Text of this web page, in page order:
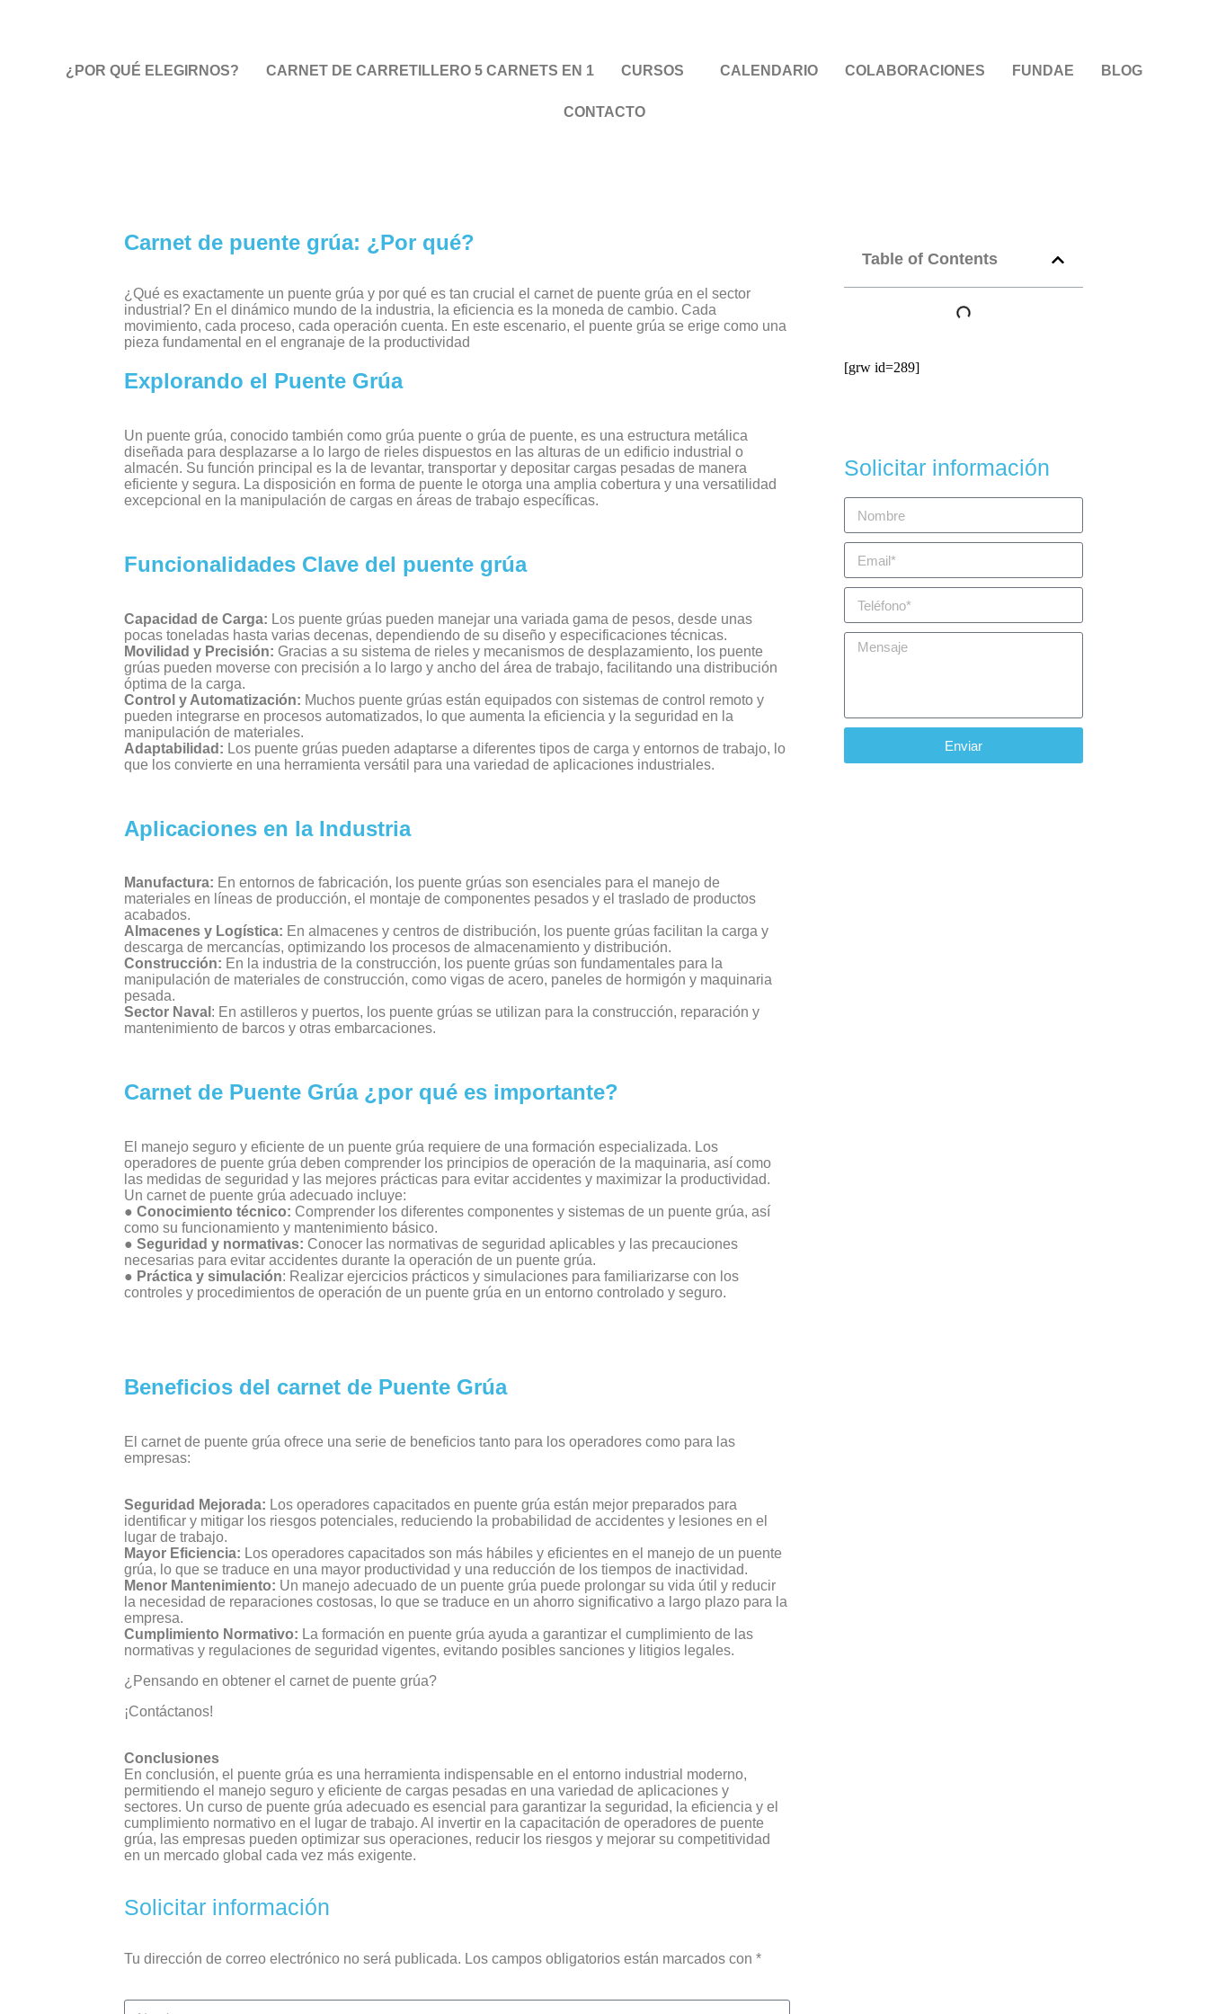
¿POR QUÉ ELEGIRNOS? CARNET DE CARRETILLERO 5 CARNETS EN 1 CURSOS CALENDARIO COLABORACIONES FUNDAE BLOG
CONTACTO
Carnet de puente grúa: ¿Por qué?
¿Qué es exactamente un puente grúa y por qué es tan crucial el carnet de puente grúa en el sector
industrial? En el dinámico mundo de la industria, la eficiencia es la moneda de cambio. Cada
movimiento, cada proceso, cada operación cuenta. En este escenario, el puente grúa se erige como una
pieza fundamental en el engranaje de la productividad
Explorando el Puente Grúa
Un puente grúa, conocido también como grúa puente o grúa de puente, es una estructura metálica
diseñada para desplazarse a lo largo de rieles dispuestos en las alturas de un edificio industrial o
almacén. Su función principal es la de levantar, transportar y depositar cargas pesadas de manera
eficiente y segura. La disposición en forma de puente le otorga una amplia cobertura y una versatilidad
excepcional en la manipulación de cargas en áreas de trabajo específicas.
Funcionalidades Clave del puente grúa
Capacidad de Carga: Los puente grúas pueden manejar una variada gama de pesos, desde unas
pocas toneladas hasta varias decenas, dependiendo de su diseño y especificaciones técnicas.
Movilidad y Precisión: Gracias a su sistema de rieles y mecanismos de desplazamiento, los puente
grúas pueden moverse con precisión a lo largo y ancho del área de trabajo, facilitando una distribución
óptima de la carga.
Control y Automatización: Muchos puente grúas están equipados con sistemas de control remoto y
pueden integrarse en procesos automatizados, lo que aumenta la eficiencia y la seguridad en la
manipulación de materiales.
Adaptabilidad: Los puente grúas pueden adaptarse a diferentes tipos de carga y entornos de trabajo, lo
que los convierte en una herramienta versátil para una variedad de aplicaciones industriales.
Aplicaciones en la Industria
Manufactura: En entornos de fabricación, los puente grúas son esenciales para el manejo de
materiales en líneas de producción, el montaje de componentes pesados y el traslado de productos
acabados.
Almacenes y Logística: En almacenes y centros de distribución, los puente grúas facilitan la carga y
descarga de mercancías, optimizando los procesos de almacenamiento y distribución.
Construcción: En la industria de la construcción, los puente grúas son fundamentales para la
manipulación de materiales de construcción, como vigas de acero, paneles de hormigón y maquinaria
pesada.
Sector Naval : En astilleros y puertos, los puente grúas se utilizan para la construcción, reparación y
mantenimiento de barcos y otras embarcaciones.
Carnet de Puente Grúa ¿por qué es importante?
El manejo seguro y eficiente de un puente grúa requiere de una formación especializada. Los
operadores de puente grúa deben comprender los principios de operación de la maquinaria, así como
las medidas de seguridad y las mejores prácticas para evitar accidentes y maximizar la productividad.
Un carnet de puente grúa adecuado incluye:
● Conocimiento técnico: Comprender los diferentes componentes y sistemas de un puente grúa, así
como su funcionamiento y mantenimiento básico.
● Seguridad y normativas: Conocer las normativas de seguridad aplicables y las precauciones
necesarias para evitar accidentes durante la operación de un puente grúa.
● Práctica y simulación: Realizar ejercicios prácticos y simulaciones para familiarizarse con los
controles y procedimientos de operación de un puente grúa en un entorno controlado y seguro.
Beneficios del carnet de Puente Grúa
El carnet de puente grúa ofrece una serie de beneficios tanto para los operadores como para las
empresas:
Seguridad Mejorada: Los operadores capacitados en puente grúa están mejor preparados para
identificar y mitigar los riesgos potenciales, reduciendo la probabilidad de accidentes y lesiones en el
lugar de trabajo.
Mayor Eficiencia: Los operadores capacitados son más hábiles y eficientes en el manejo de un puente
grúa, lo que se traduce en una mayor productividad y una reducción de los tiempos de inactividad.
Menor Mantenimiento: Un manejo adecuado de un puente grúa puede prolongar su vida útil y reducir
la necesidad de reparaciones costosas, lo que se traduce en un ahorro significativo a largo plazo para la
empresa.
Cumplimiento Normativo: La formación en puente grúa ayuda a garantizar el cumplimiento de las
normativas y regulaciones de seguridad vigentes, evitando posibles sanciones y litigios legales.
¿Pensando en obtener el carnet de puente grúa?
¡Contáctanos!
Conclusiones
En conclusión, el puente grúa es una herramienta indispensable en el entorno industrial moderno,
permitiendo el manejo seguro y eficiente de cargas pesadas en una variedad de aplicaciones y
sectores. Un curso de puente grúa adecuado es esencial para garantizar la seguridad, la eficiencia y el
cumplimiento normativo en el lugar de trabajo. Al invertir en la capacitación de operadores de puente
grúa, las empresas pueden optimizar sus operaciones, reducir los riesgos y mejorar su competitividad
en un mercado global cada vez más exigente.
Solicitar información
Tu dirección de correo electrónico no será publicada. Los campos obligatorios están marcados con *
Table of Contents
[grw id=289]
Solicitar información
Enviar